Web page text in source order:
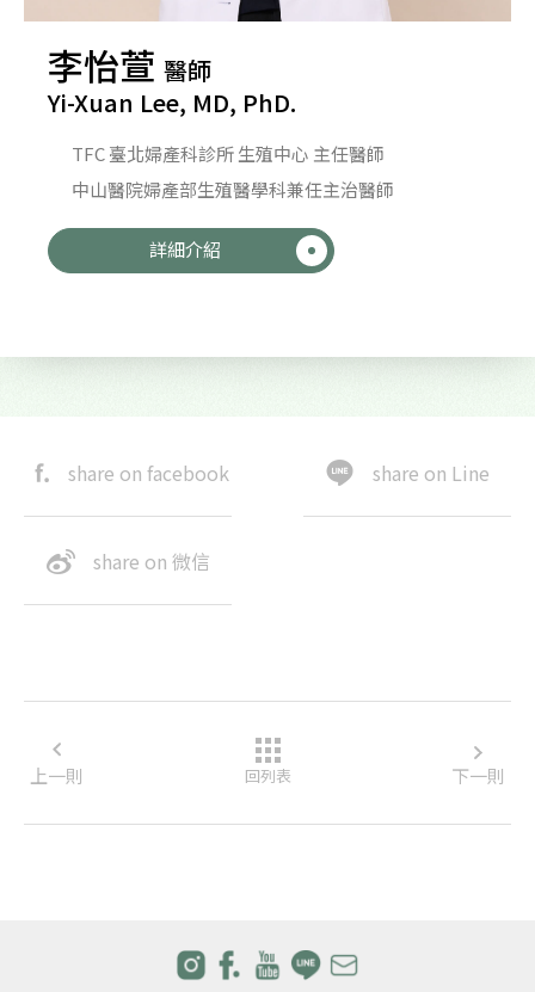
李怡萱醫師
Yi-Xuan Lee, MD, PhD.
TFC 臺北婦產科診所 生殖中心 主任醫師
中山醫院婦產部生殖醫學科兼任主治醫師
詳細介紹
share on facebook share on Line
share on 微信
上一則 回列表 下一則